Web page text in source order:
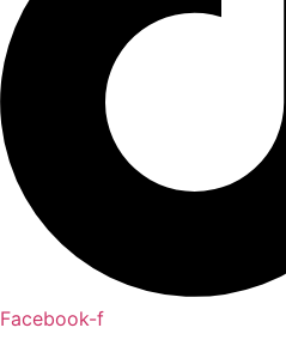
Facebook-f